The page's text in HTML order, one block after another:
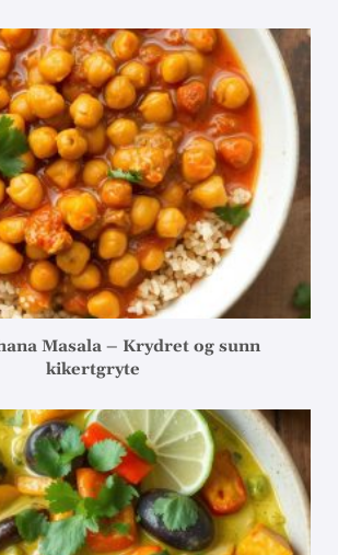
Masala – Krydret og sunn
kikertgryte